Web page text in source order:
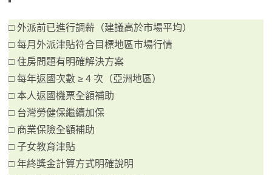
□ 外派前已進行調薪（建議高於市場平均）
□ 每月外派津貼符合目標地區市場行情
□ 住房問題有明確解決方案
□ 每年返國次數 ≥ 4 次（亞洲地區）
□ 本人返國機票全額補助
□ 台灣勞健保繼續加保
□ 商業保險全額補助
□ 子女教育津貼
□ 年終獎金計算方式明確說明